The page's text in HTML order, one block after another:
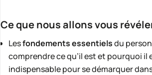
Ce que nous allons vous
Lesfondements essentielsdu
comprendre ce qu’il est et pourquoi il
indispensable pour se démarquer